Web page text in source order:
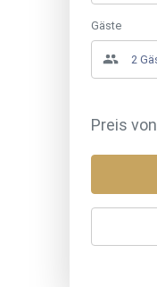
Gäste
Preis von